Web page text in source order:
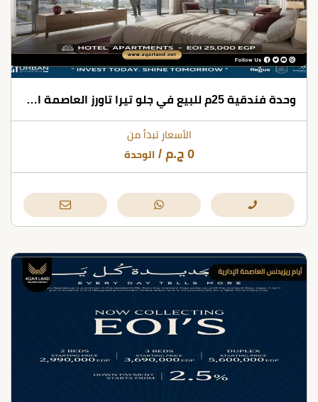
وحدة فندقية 25م للبيع في جلو تيرا تاورز العاصمة الإدارية
الأسعار تبدأ من
0 ج.م / الوحدة